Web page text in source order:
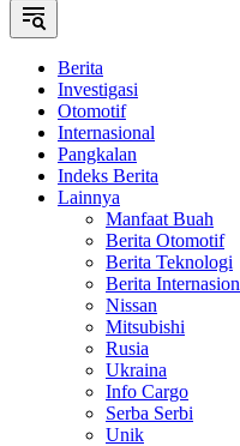
Berita
Investigasi
Otomotif
Internasional
Pangkalan
Indeks Berita
Lainnya
Manfaat Buah
Berita Otomotif
Berita Teknologi
Berita
Nissan
Mitsubishi
Rusia
Ukraina
Info Cargo
Serba Serbi
Unik